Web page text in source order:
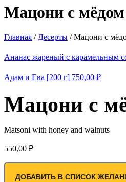
Мацони с мёдом
Главная / Десерты /Мацони с
Ананас жареный с карамельным
Адам и Ева [200 г] 750,00 ₽
Мацони с
Matsoni with honey and walnuts
550,00 ₽
ДОБАВИТЬ В СПИСОК